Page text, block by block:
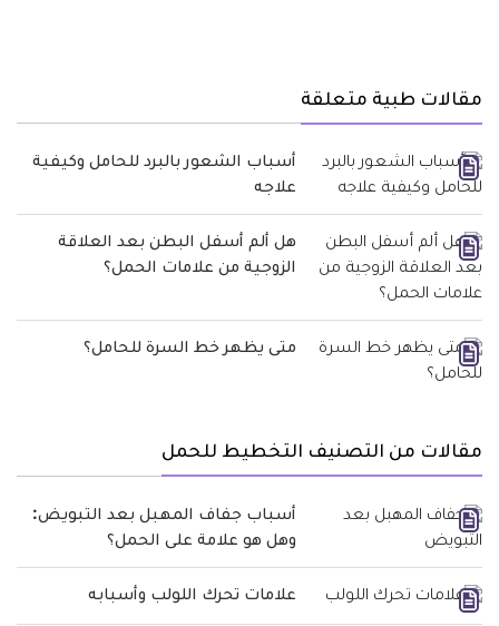
مقالات طبية متعلقة
أسباب الشعور بالبرد للحامل وكيفية
علاجه
هل ألم أسفل البطن بعد العلاقة
الزوجية من علامات الحمل؟
متى يظهر خط السرة للحامل؟
مقالات من التصنيف التخطيط للحمل
أسباب جفاف المهبل بعد التبويض:
وهل هو علامة على الحمل؟
علامات تحرك اللولب وأسبابه